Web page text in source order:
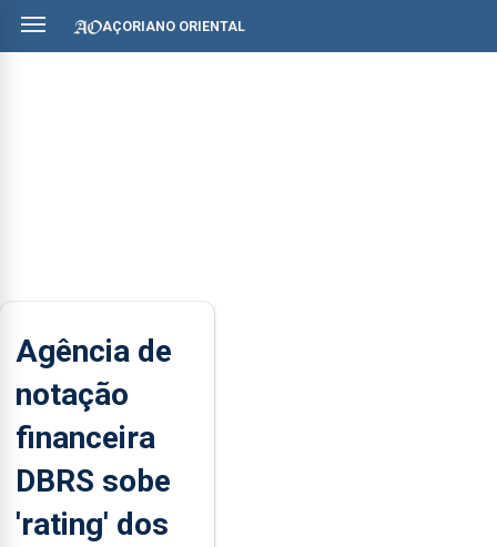
AÇORIANO ORIENTAL
Agência de
notação
financeira
DBRS sobe
'rating' dos